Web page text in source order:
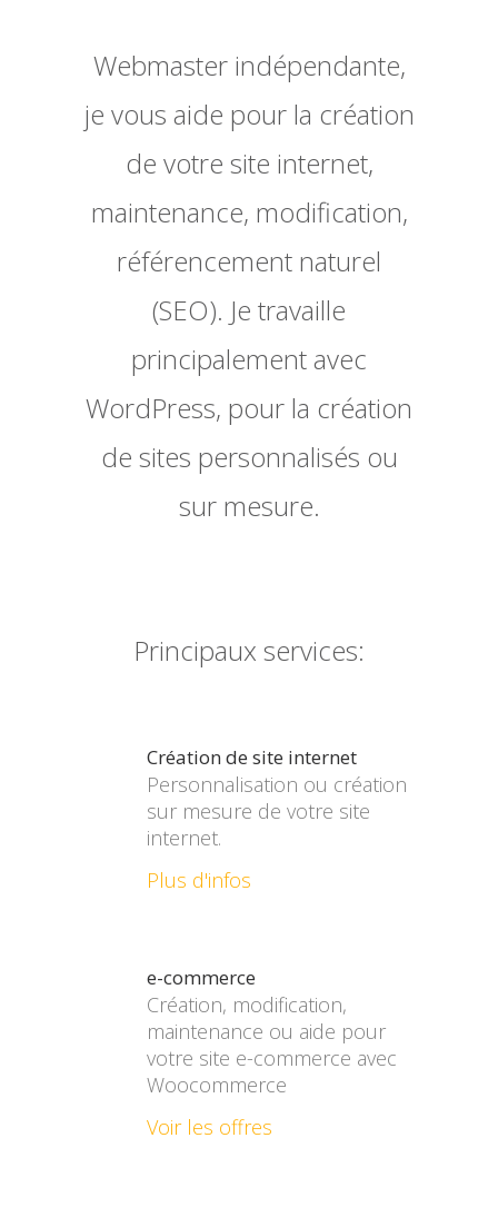
Webmaster indépendante,
je vous aide pour la création
de votre site internet,
maintenance, modification,
référencement naturel
(SEO). Je travaille
principalement avec
WordPress, pour la création
de sites personnalisés ou
sur mesure.
Principaux services:
Création de site internet
Personnalisation ou création
sur mesure de votre site
internet.
Plus d'infos
e-commerce
Création, modification,
maintenance ou aide pour
votre site e-commerce avec
Woocommerce
Voir les offres